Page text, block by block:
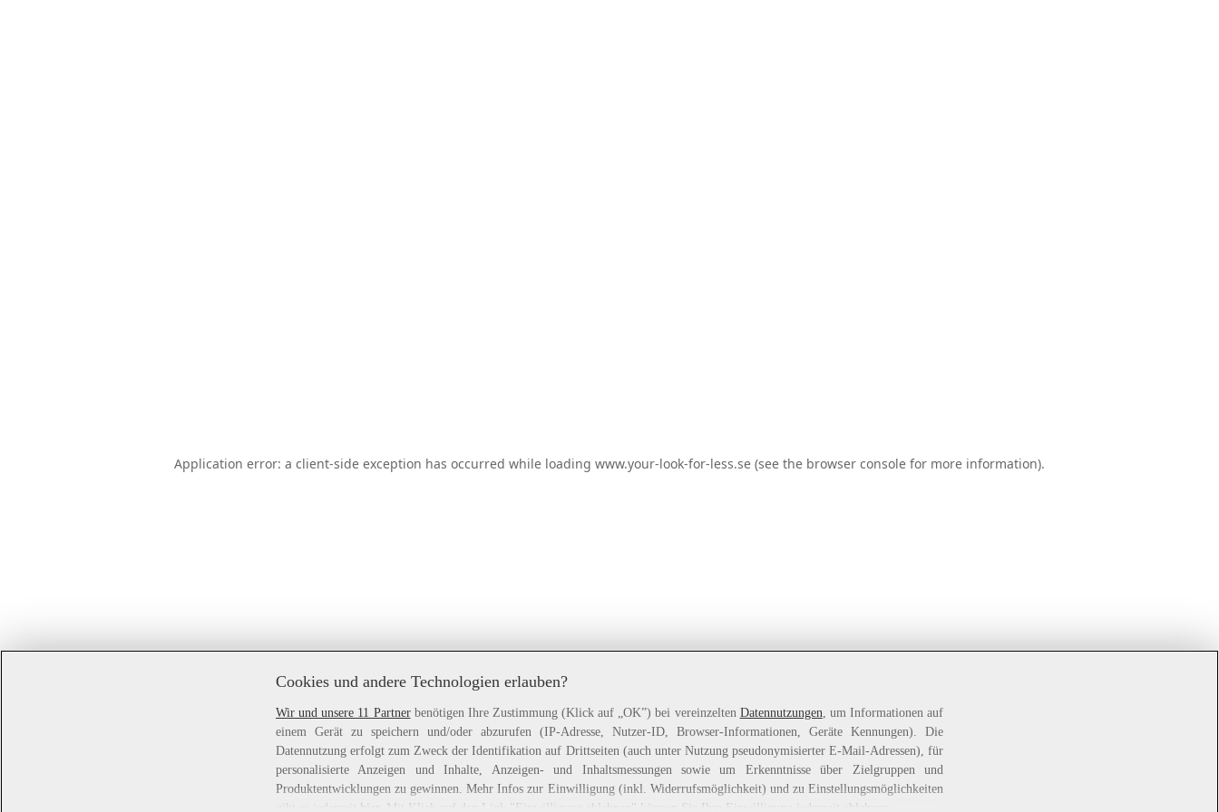
Application error: a client-side exception has occurred while loading www.your-look-for-less.se (see the browser console for more information).
Cookies und andere Technologien erlauben?
Wir und unsere 11 Partnerbenötigen Ihre Zustimmung (Klick auf „OK”) bei vereinzelten Datennutzungen , um Informationen auf
einem Gerät zu speichern und/oder abzurufen (IP-Adresse, Nutzer-ID, Browser-Informationen, Geräte Kennungen). Die
Datennutzung erfolgt zum Zweck der Identifikation auf Drittseiten (auch unter Nutzung pseudonymisierter E-Mail-Adressen), für
personalisierte Anzeigen und Inhalte, Anzeigen- und Inhaltsmessungen sowie um Erkenntnisse über Zielgruppen und
Produktentwicklungen zu gewinnen. Mehr Infos zur Einwilligung (inkl. Widerrufsmöglichkeit) und zu Einstellungsmöglichkeiten
gibt es jederzeit hier . Mit Klick auf den Link "Einwilligung ablehnen" können Sie Ihre Einwilligung jederzeit ablehnen.